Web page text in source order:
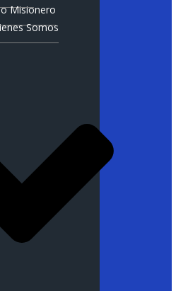
Misionero
Somos